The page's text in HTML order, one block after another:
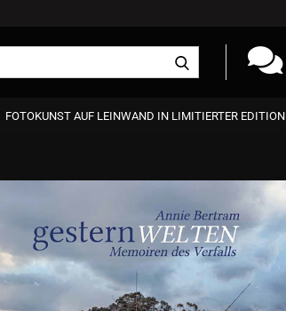
FOTOKUNST AUF LEINWAND IN LIMITIERTER EDITION